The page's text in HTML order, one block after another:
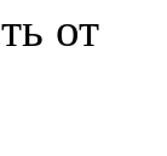
от